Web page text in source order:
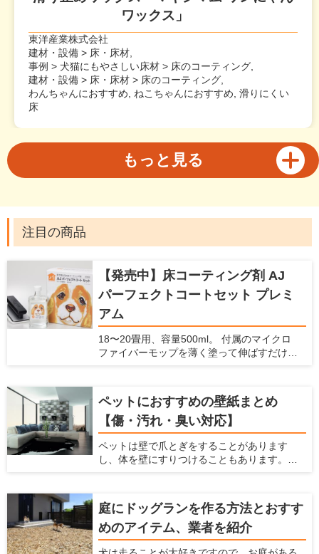
ワックス」
東洋産業株式会社
建材・設備 > 床・床材,
事例 > 犬猫にもやさしい床材 > 床のコーティング,
建材・設備 > 床・床材 > 床のコーティング,
わんちゃんにおすすめ, ねこちゃんにおすすめ, 滑りにくい
床
もっと見る
注目の商品
【発売中】床コーティング剤 AJ
パーフェクトコートセット プレミ
アム
18〜20畳用、容量500ml。 付属のマイクロ
ファイバーモップを薄く塗って伸ばすだけで
す。また、床・壁・家具のキズ・汚れを防止
できます。 ナノコンポジット技術による「ガ
ラスの薄膜」が、床・壁・家具などの表面を
コーティング。塗るだけで床の滑りを防ぎ、
キズ・汚れから守ります。 従来品より防滑性
能30％向上。 メンテナンス不要で、長期間効
ペットにおすすめの壁紙まとめ
【傷・汚れ・臭い対応】
ペットは壁で爪とぎをすることがあります
し、体を壁にすりつけることもあります。ま
と、こういった行動によって壁に傷がついた
り、壁紙をはがされたり、壁に汚れやニオイ
が染みついてしまったりします。 壁紙をすぐ
に交換しなくてはならないことも多いです
庭にドッグランを作る方法とおすす
めのアイテム、業者を紹介